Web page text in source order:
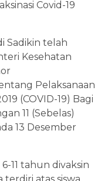
Covid-19
Sadikin telah
Kesehatan
Pelaksanaan
(COVID-19) Bagi
11 (Sebelas)
13 Desember
11 tahun divaksin
atas siswa